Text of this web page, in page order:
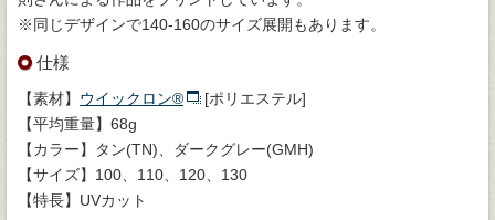
※同じデザインで140-160のサイズ展開もあります。
仕様
【素材】 ウイックロン®
[ポリエステル]
【平均重量】68g
【カラー】タン(TN)、ダークグレー(GMH)
【サイズ】100、110、120、130
【特長】UVカット